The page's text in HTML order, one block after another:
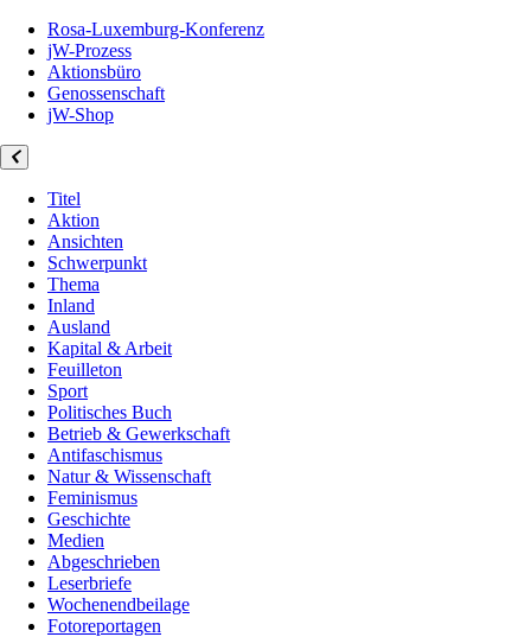
Rosa-Luxemburg-Konferenz
jW-Prozess
Aktionsbüro
Genossenschaft
jW-Shop
Titel
Aktion
Ansichten
Schwerpunkt
Thema
Inland
Ausland
Kapital & Arbeit
Feuilleton
Sport
Politisches Buch
Betrieb & Gewerkschaft
Antifaschismus
Natur & Wissenschaft
Feminismus
Geschichte
Medien
Abgeschrieben
Leserbriefe
Wochenendbeilage
Fotoreportagen